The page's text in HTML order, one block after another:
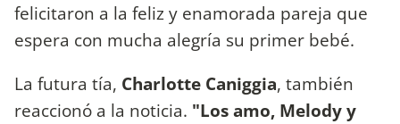
felicitaron a la feliz y enamorada pareja que
espera con mucha alegría su primer bebé.
La futura tía, Charlotte Caniggia, también
reaccionó a la noticia. "Los amo, Melody y